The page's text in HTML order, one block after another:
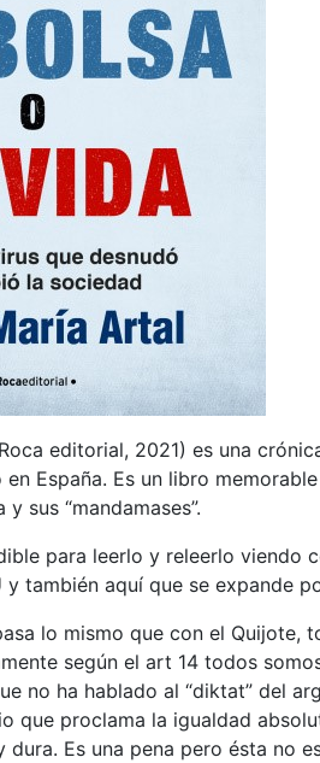
editorial, 2021) es una
España. Es un libro
sus “mandamases”.
para leerlo y releerlo viendo
y también aquí que se expande
lo mismo que con el Quijote,
según el art 14 todos
no ha hablado al “diktat” del
que proclama la igualdad
dura. Es una pena pero ésta no